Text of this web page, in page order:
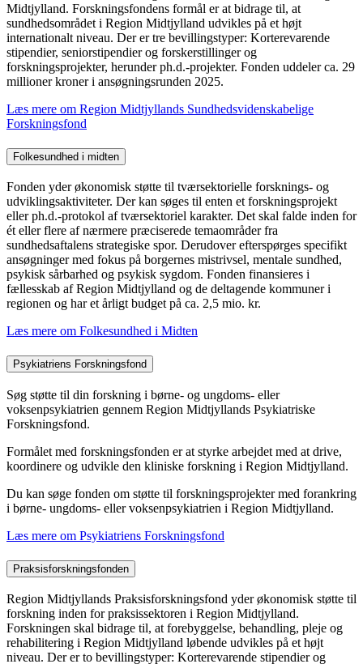
Midtjylland. Forskningsfondens formål er at bidrage til, at
sundhedsområdet i Region Midtjylland udvikles på et højt
internationalt niveau. Der er tre bevillingstyper: Korterevarende
stipendier, seniorstipendier og forskerstillinger og
forskningsprojekter, herunder ph.d.-projekter. Fonden uddeler ca. 29
millioner kroner i ansøgningsrunden 2025.
Læs mere om Region Midtjyllands Sundhedsvidenskabelige
Forskningsfond
Folkesundhed i midten
Fonden yder økonomisk støtte til tværsektorielle forsknings- og
udviklingsaktiviteter. Der kan søges til enten et forskningsprojekt
eller ph.d.-protokol af tværsektoriel karakter. Det skal falde inden for
ét eller flere af nærmere præciserede temaområder fra
sundhedsaftalens strategiske spor. Derudover efterspørges specifikt
ansøgninger med fokus på borgernes mistrivsel, mentale sundhed,
psykisk sårbarhed og psykisk sygdom. Fonden finansieres i
fællesskab af Region Midtjylland og de deltagende kommuner i
regionen og har et årligt budget på ca. 2,5 mio. kr.
Læs mere om Folkesundhed i Midten
Psykiatriens Forskningsfond
Søg støtte til din forskning i børne- og ungdoms- eller
voksenpsykiatrien gennem Region Midtjyllands Psykiatriske
Forskningsfond.
Formålet med forskningsfonden er at styrke arbejdet med at drive,
koordinere og udvikle den kliniske forskning i Region Midtjylland.
Du kan søge fonden om støtte til forskningsprojekter med forankring
i børne- ungdoms- eller voksenpsykiatrien i Region Midtjylland.
Læs mere om Psykiatriens Forskningsfond
Praksisforskningsfonden
Region Midtjyllands Praksisforskningsfond yder økonomisk støtte til
forskning inden for praksissektoren i Region Midtjylland.
Forskningen skal bidrage til, at forebyggelse, behandling, pleje og
rehabilitering i Region Midtjylland løbende udvikles på et højt
niveau. Der er to bevillingstyper: Korterevarende stipendier og